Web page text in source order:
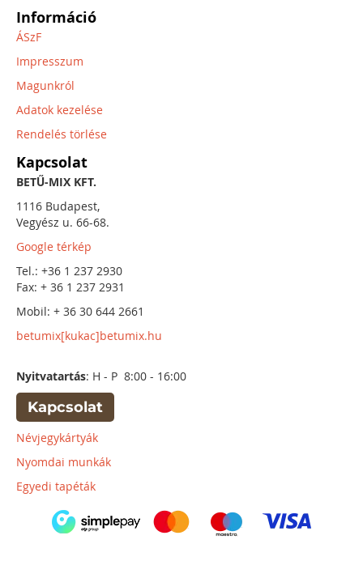
Információ
ÁSzF
Impresszum
Magunkról
Adatok kezelése
Rendelés törlése
Kapcsolat
BETŰ-MIX KFT.
1116 Budapest,
Vegyész u. 66-68.
Google térkép
Tel.: +36 1 237 2930
Fax: + 36 1 237 2931
Mobil: + 36 30 644 2661
betumix[kukac]betumix.hu
Nyitvatartás: H - P 8:00 - 16:00
Kapcsolat
Névjegykártyák
Nyomdai munkák
Egyedi tapéták